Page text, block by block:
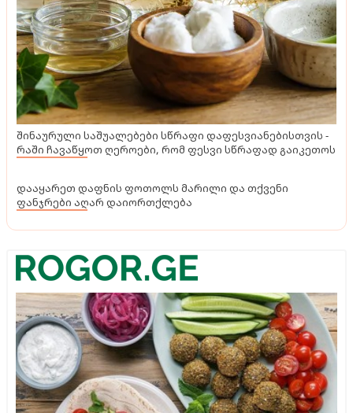
შინაურული საშუალებები სწრაფი დაფესვიანებისთვის -
რაში ჩავაწყოთ ღეროები, რომ ფესვი სწრაფად გაიკეთოს